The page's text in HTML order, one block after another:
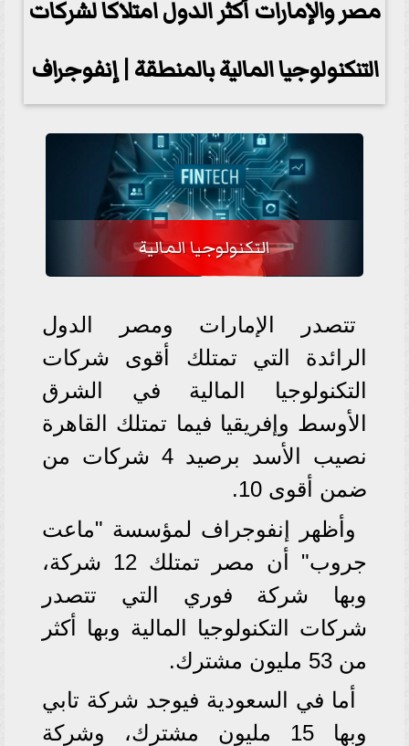
مصر والإمارات أكثر الدول امتلاكا لشركات
التنكنولوجيا المالية بالمنطقة | إنفوجراف
التكنولوجيا المالية
تتصدر الإمارات ومصر الدول
الرائدة التي تمتلك أقوى شركات
التكنولوجيا المالية في الشرق
الأوسط وإفريقيا فيما تمتلك القاهرة
نصيب الأسد برصيد 4 شركات من
ضمن أقوى 10.
وأظهر إنفوجراف لمؤسسة "ماعت
جروب" أن مصر تمتلك 12 شركة،
وبها شركة فوري التي تتصدر
شركات التكنولوجيا المالية وبها أكثر
من 53 مليون مشترك.
أما في السعودية فيوجد شركة تابي
وبها 15 مليون مشترك، وشركة